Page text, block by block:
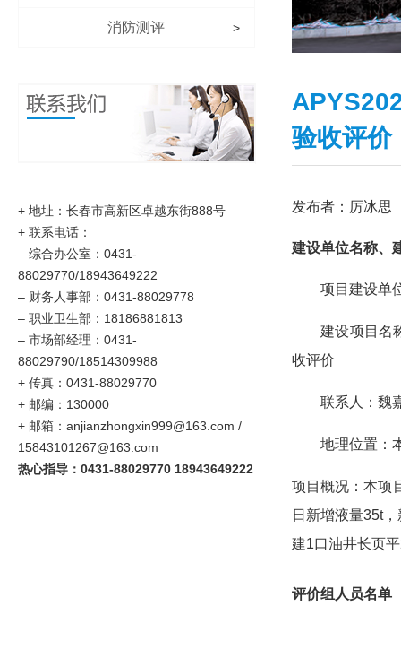
消防测评 >
+ 地址：长春市高新区卓越东街888号
+ 联系电话：
– 综合办公室：0431-
88029770/18943649222
– 财务人事部：0431-88029778
– 职业卫生部：18186881813
– 市场部经理：0431-
88029790/18514309988
+ 传真：0431-88029770
+ 邮编：130000
+ 邮箱：anjianzhongxin999@163.com /
15843101267@163.com
热心指导：0431-88029770 18943649222
验收评价
发布者：厉冰思
建设单位名称、
项目建设单
建设项目名
收评价
联系人：魏
地理位置：
项目概况：本项
日新增液量35t
建1口油井长页
评价组人员名单